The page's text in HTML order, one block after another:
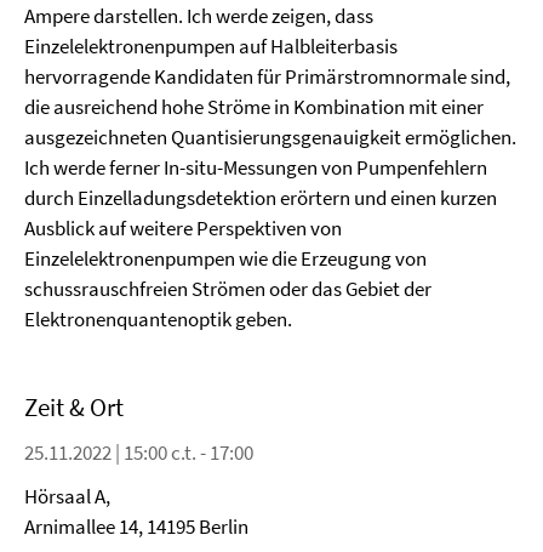
Ampere darstellen. Ich werde zeigen, dass
Einzelelektronenpumpen auf Halbleiterbasis
hervorragende Kandidaten für Primärstromnormale sind,
die ausreichend hohe Ströme in Kombination mit einer
ausgezeichneten Quantisierungsgenauigkeit ermöglichen.
Ich werde ferner In-situ-Messungen von Pumpenfehlern
durch Einzelladungsdetektion erörtern und einen kurzen
Ausblick auf weitere Perspektiven von
Einzelelektronenpumpen wie die Erzeugung von
schussrauschfreien Strömen oder das Gebiet der
Elektronenquantenoptik geben.
Zeit & Ort
25.11.2022 | 15:00 c.t. - 17:00
Hörsaal A,
Arnimallee 14, 14195 Berlin